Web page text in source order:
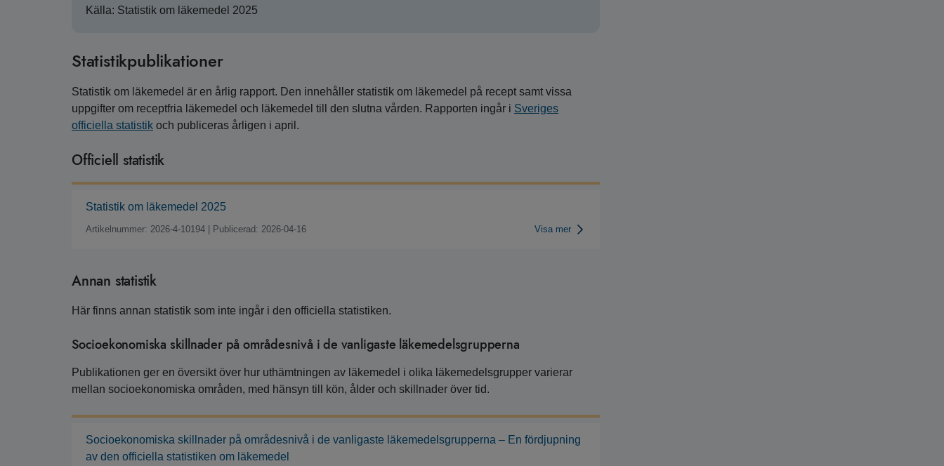
Källa: Statistik om läkemedel 2025
Statistikpublikationer
Statistik om läkemedel är en årlig rapport. Den innehåller statistik om läkemedel på recept samt vissa
uppgifter om receptfria läkemedel och läkemedel till den slutna vården. Rapporten ingår i Sveriges
officiella statistik och publiceras årligen i april.
Officiell statistik
Statistik om läkemedel 2025
Artikelnummer: 2026-4-10194 Publicerad: 2026-04-16 Visa mer
Annan statistik
Här finns annan statistik som inte ingår i den officiella statistiken.
Socioekonomiska skillnader på områdesnivå i de vanligaste läkemedelsgrupperna
Publikationen ger en översikt över hur uthämtningen av läkemedel i olika läkemedelsgrupper varierar
mellan socioekonomiska områden, med hänsyn till kön, ålder och skillnader över tid.
Socioekonomiska skillnader på områdesnivå i de vanligaste läkemedelsgrupperna – En fördjupning
av den officiella statistiken om läkemedel